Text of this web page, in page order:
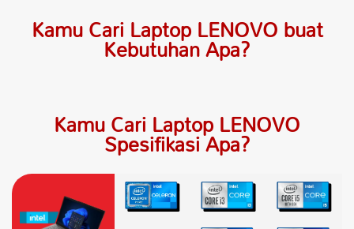
Kamu Cari Laptop LENOVO buat
Kebutuhan Apa?
Kamu Cari Laptop LENOVO
Spesifikasi Apa?